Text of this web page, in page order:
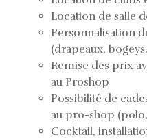
Location de salle
Personnalisation
(drapeaux,
Remise des prix
au Proshop
Possibilité de
au pro-shop
Cocktail,